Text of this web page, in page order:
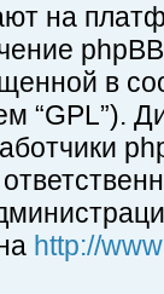
на
в
“GPL”).
http://